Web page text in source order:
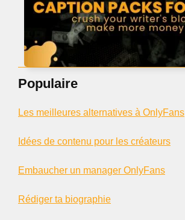
Populaire
Les meilleures alternatives à OnlyFans
Idées de contenu pour les créateurs
Embaucher un manager OnlyFans
Rédiger ta biographie